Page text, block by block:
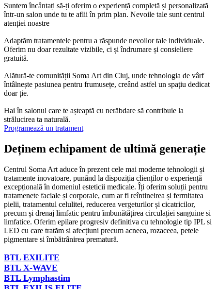
Suntem încântați să-ți oferim o experiență completă și personalizată
într-un salon unde tu te aflii în prim plan. Nevoile tale sunt centrul
atenției noastre
Adaptăm tratamentele pentru a răspunde nevoilor tale individuale.
Oferim nu doar rezultate vizibile, ci și îndrumare și consieliere
gratuită.
Alătură-te comunității Soma Art din Cluj, unde tehnologia de vârf
întâlnește pasiunea pentru frumusețe, creând astfel un spațiu dedicat
doar ție.
Hai în salonul care te așteaptă cu nerăbdare să contribuie la
strălucirea ta naturală.
Programează un tratament
Deținem echipament de ultimă generație
Centrul Soma Art aduce în prezent cele mai moderne tehnologii și
tratamente inovatoare, punând la dispoziția clienților o experiență
excepțională în domeniul esteticii medicale. Îți oferim soluții pentru
tratamenete faciale și corporale, cum ar fi reîntineirea și fermitatea
pielii, tratamentul celulitei, reducerea vergeturilor și cicatricilor,
precum și drenaj limfatic pentru îmbunătățirea circulației sanguine si
limfatice. Oferim epilare progresiv definitiva cu tehnologie tip IPL si
LED cu care tratăm si afecțiuni precum acneea, rozaceea, petele
pigmentare si îmbătrânirea prematură.
BTL EXILITE
BTL X-WAVE
BTL Lymphastim